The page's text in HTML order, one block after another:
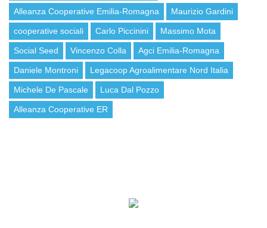
Alleanza Cooperative Emilia-Romagna Maurizio Gardini
cooperative sociali Carlo Piccinini Massimo Mota
Social Seed Vincenzo Colla Agci Emilia-Romagna
Daniele Montroni Legacoop Agroalimentare Nord Italia
Michele De Pascale Luca Dal Pozzo
Alleanza Cooperative ER